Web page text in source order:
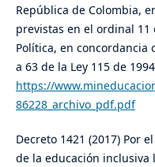
República de Colombia,
previstas en el ordinal
Política, en concordancia
a 63 de la Ley 115 de
https://
86228_archivo_pdf.pdf
Decreto 1421 (2017) Por
de la educación inclusiva